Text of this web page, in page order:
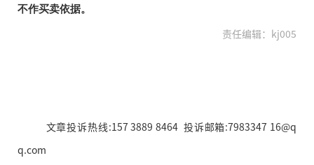
不作买卖依据。
责任编辑：kj005
文章投诉热线:157 3889 8464 投诉邮箱:7983347 16@q
q.com